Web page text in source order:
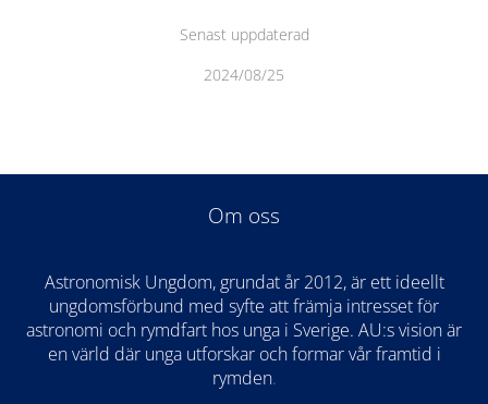
Senast uppdaterad
2024/08/25
Om oss
Astronomisk Ungdom, grundat år 2012, är ett ideellt
ungdomsförbund med syfte att främja intresset för
astronomi och rymdfart hos unga i Sverige. AU:s vision är
en värld där unga utforskar och formar vår framtid i
rymden.